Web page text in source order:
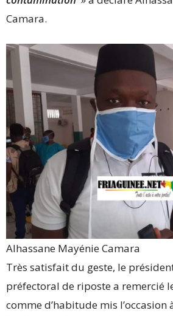
Camara.
Alhassane Mayénie Camara
Très satisfait du geste, le
préfectoral de riposte a remercié
comme d’habitude mis